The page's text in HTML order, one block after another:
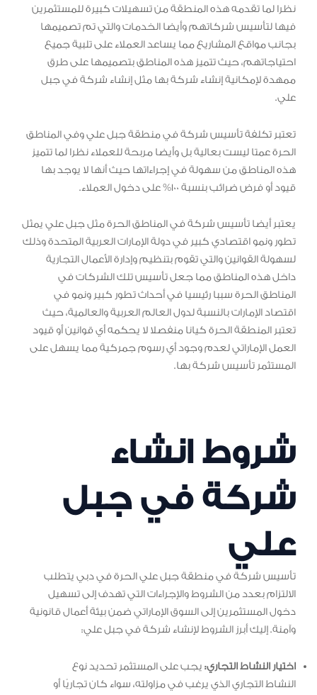
نظرا لما تقدمه هذه المنطقة من تسهيلات كبيرة للمستثمرين
فيها لتأسيس شركاتهم وأيضا الخدمات والتي تم تصميمها
بجانب مواقع المشاريع مما يساعد العملاء على تلبية جميع
احتياجاتهم، حيث تتميز هذه المناطق بتصميمها على طرق
ممهدة لإمكانية إنشاء شركة بها مثل إنشاء شركة في جبل
علي.
تعتبر تكلفة تأسيس شركة في منطقة جبل علي وفي المناطق
الحرة عمتا ليست بعالية بل وأيضا مربحة للعملاء نظرا لما تتميز
هذه المناطق من سهولة في إجراءاتها حيث أنها لا يوجد بها
قيود أو فرض ضرائب بنسبة 100% على دخول العملاء.
يعتبر أيضا تأسيس شركة في المناطق الحرة مثل جبل علي يمثل
تطور ونمو اقتصادي كبير في دولة الإمارات العربية المتحدة وذلك
لسهولة القوانين والتي تقوم بتنظيم وإدارة الأعمال التجارية
داخل هذه المناطق مما جعل تأسيس تلك الشركات في
المناطق الحرة سببا رئيسيا في أحداث تطور كبير ونمو في
اقتصاد الإمارات بالنسبة لدول العالم العربية والعالمية، حيث
تعتبر المنطقة الحرة كيانا منفصلا لا يحكمه أي قوانين أو قيود
العمل الإماراتي لعدم وجود أي رسوم جمركية مما يسهل على
المستثمر تأسيس شركة بها.
شروط انشاء
شركة في جبل
علي
تأسيس شركة في منطقة جبل علي الحرة في دبي يتطلب
الالتزام بعدد من الشروط والإجراءات التي تهدف إلى تسهيل
دخول المستثمرين إلى السوق الإماراتي ضمن بيئة أعمال قانونية
وآمنة. إليك أبرز الشروط لإنشاء شركة في جبل علي:
اختيار النشاط التجاري: يجب على المستثمر تحديد نوع
النشاط التجاري الذي يرغب في مزاولته، سواء كان تجاريًا أو